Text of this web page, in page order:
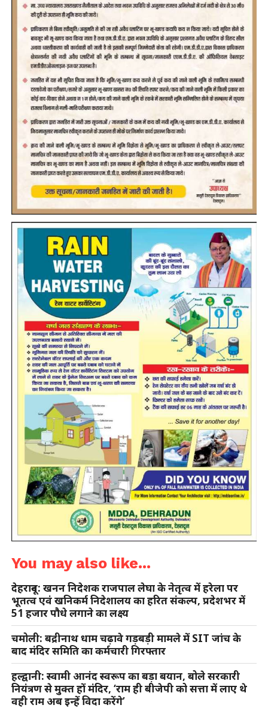
You may also like...
देहरादून: खनन निदेशक राजपाल लेघा के नेतृत्व में हरेला पर
भूतत्व एवं खनिकर्म निदेशालय का हरित संकल्प, प्रदेशभर में
51 हजार पौधे लगाने का लक्ष्य
चमोली: बद्रीनाथ धाम चढ़ावे गड़बड़ी मामले में SIT जांच के
बाद मंदिर समिति का कर्मचारी गिरफ्तार
हल्द्वानी: स्वामी आनंद स्वरूप का बड़ा बयान, बोले सरकारी
नियंत्रण से मुक्त हों मंदिर, ‘राम ही बीजेपी को सत्ता में लाए थे
वही राम अब इन्हें विदा करेंगे’